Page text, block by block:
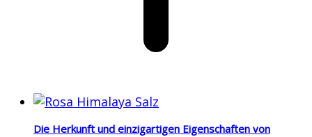
Die Herkunft und einzigartigen Eigenschaften von